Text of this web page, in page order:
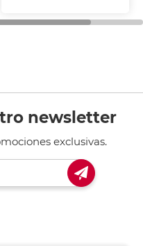
newsletter
exclusivas.